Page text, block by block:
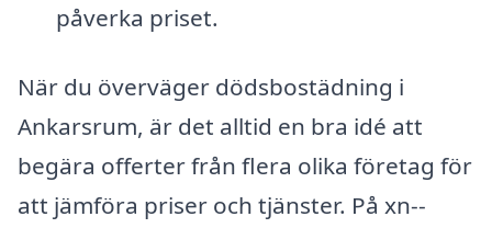
påverka priset.
När du överväger dödsbostädning i
Ankarsrum, är det alltid en bra idé att
begära offerter från flera olika företag för
att jämföra priser och tjänster. På xn--